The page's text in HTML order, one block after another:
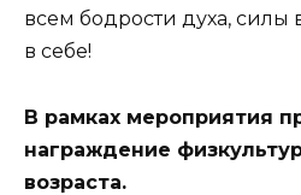
всем бодрости духа, силы
в себе!
В рамках мероприятия
награждение
возраста.